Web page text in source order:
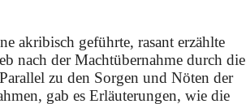
akri­bisch ge­führ­te, ra­sant er­zähl­te
nach der Macht­über­nah­me durch die
zu den Sor­gen und Nö­ten der
gab es Er­läu­te­run­gen, wie die